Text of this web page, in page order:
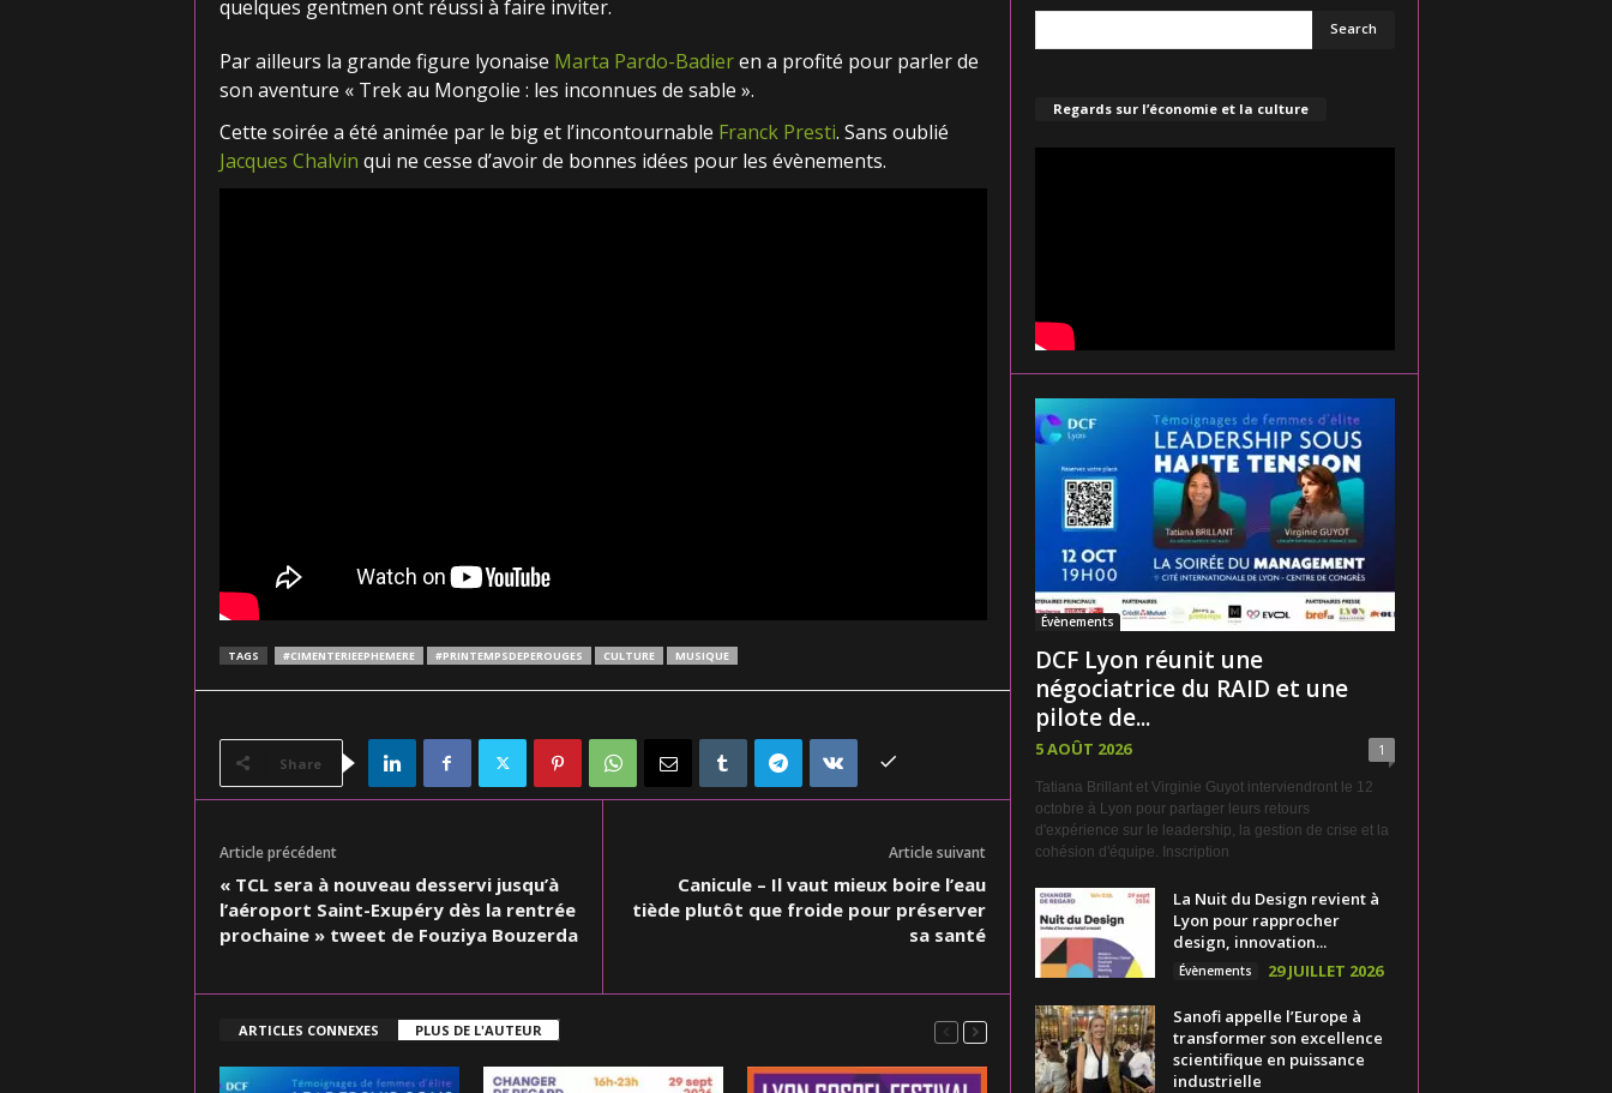
quelques gentmen ont réussi à faire inviter.
Par ailleurs la grande figure lyonaise Marta Pardo-Badieren a profité pour parler de
son aventure « Trek au Mongolie : les inconnues de sable ».
Cette soirée a été animée par le big et l’incontournable Franck Presti. Sans oublié
Jacques Chalvin qui ne cesse d’avoir de bonnes idées pour les évènements.
TAGS #CIMENTERIEEPHEMERE #PRINTEMPSDEPEROUGES CULTURE MUSIQUE
Share
Article précédent
« TCL sera à nouveau desservi jusqu’à
l’aéroport Saint-Exupéry dès la rentrée
prochaine » tweet de Fouziya Bouzerda
Article suivant
Canicule – Il vaut mieux boire l’eau
tiède plutôt que froide pour préserver
sa santé
ARTICLES CONNEXES PLUS DE L'AUTEUR
Regards sur l’économie et la culture
Évènements
DCF Lyon réunit une
négociatrice du RAID et une
pilote de...
5 AOÛT 2026 1
Tatiana Brillant et Virginie Guyot interviendront le 12
octobre à Lyon pour partager leurs retours
d'expérience sur le leadership, la gestion de crise et la
cohésion d'équipe. Inscription
La Nuit du Design revient à
Lyon pour rapprocher
design, innovation...
Évènements 29 JUILLET 2026
Sanofi appelle l’Europe à
transformer son excellence
scientifique en puissance
industrielle